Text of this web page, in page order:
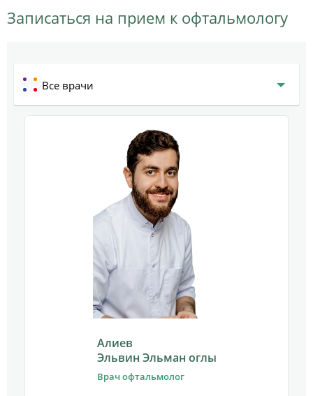
Записаться на прием к офтальмологу
Все врачи
Алиев
Эльвин Эльман оглы
Врач офтальмолог